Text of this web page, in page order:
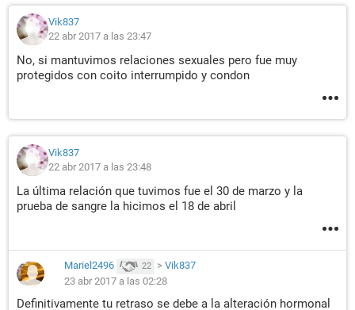
Vik837
22 abr 2017 a las 23:47
No, si mantuvimos relaciones sexuales pero fue muy
protegidos con coito interrumpido y condon
Vik837
22 abr 2017 a las 23:48
La última relación que tuvimos fue el 30 de marzo y la
prueba de sangre la hicimos el 18 de abril
Mariel2496 22 > Vik837
23 abr 2017 a las 02:28
Definitivamente tu retraso se debe a la alteración hormonal